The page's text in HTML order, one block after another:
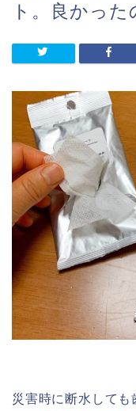
ト。良かっ
災害時に断水しても